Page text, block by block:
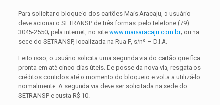
Para solicitar o bloqueio dos cartões Mais Aracaju, o usuário
deve acionar o SETRANSP de três formas: pelo telefone (79)
3045-2550; pela internet, no site www.maisaracaju.com.br; ou na
sede do SETRANSP, localizada na Rua F, s/nº – D.I.A.
Feito isso, o usuário solicita uma segunda via do cartão que fica
pronta em até cinco dias úteis. De posse da nova via, resgata os
créditos contidos até o momento do bloqueio e volta a utilizá-lo
normalmente. A segunda via deve ser solicitada na sede do
SETRANSP e custa R$ 10.